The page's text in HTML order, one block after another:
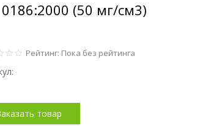
(50 мг/см3)
Рейтинг: Пока без рейтинга
товар